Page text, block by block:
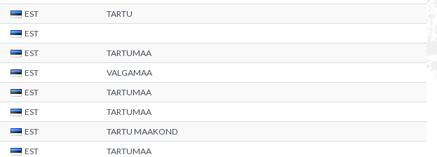
EST
TARTU
EST
EST
TARTUMAA
EST
VALGAMAA
EST
TARTUMAA
EST
TARTUMAA
EST
TARTU MAAKOND
EST
TARTUMAA